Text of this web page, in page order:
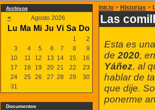
Archivos
< Agosto 2026
Lu Ma Mi Ju Vi Sa Do
1
2
3
4 5 6 7 8
9
10
11 12 13 14 15
16
17
18 19 20 21 22
23
24
25 26 27 28 29
30
31
Documentos
Inicio> Historias >
Las
Esta es
de 2020,
Yáñez, al
hablar de
que dije.
ponerme